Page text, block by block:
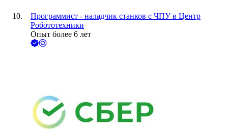
Программист - наладчик станков с ЧПУ в Центр
Робототехники
Опыт более 6 лет